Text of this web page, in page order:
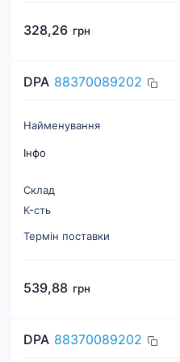
328,26 грн
DPA 88370089202
Найменування
Інфо
Склад
К-cть
Термін поставки
539,88 грн
DPA 88370089202